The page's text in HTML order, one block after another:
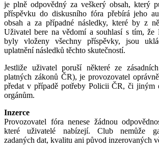
je plně odpovědný za veškerý obsah, který
příspěvku do diskusního fóra přebírá jeho
obsah a za případné následky, které by z
Uživatel bere na vědomí a souhlasí s tím, že
byly vloženy všechny příspěvky, jsou
uplatnění následků těchto skutečností.
Jestliže uživatel poruší některé ze
platných zákonů ČR), je provozovatel
předat v případě potřeby Policii ČR, či jiným
orgánům.
Inzerce
Provozovatel fóra nenese žádnou
které uživatelé nabízejí. Club nemůže
zadaných dat, kvalitu ani původ inzerovaných